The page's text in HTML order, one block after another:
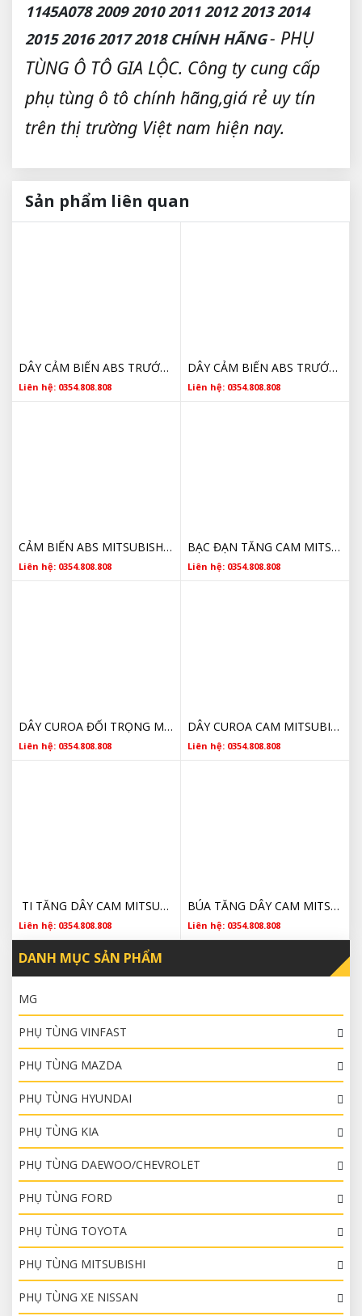
1145A078 2009 2010 2011 2012 2013 2014
2015 2016 2017 2018 CHÍNH HÃNG- PHỤ
TÙNG Ô TÔ GIA LỘC. Công ty cung cấp
phụ tùng ô tô chính hãng,giá rẻ uy tín
trên thị trường Việt nam hiện nay.
Sản phẩm liên quan
DÂY CẢM BIẾN ABS TRƯỚC PHẢI MITSUBISHI TRITON 2005 2006 2007 2008 2009 2010 2011 2012 2013 2014
Liên hệ: 0354.808.808
DÂY CẢM BIẾN ABS TRƯỚC LÁI MITSUBISHI TRITON 2005 2006 2007 2008 2009 2010 2011 2012 2013 2014
Liên hệ: 0354.808.808
CẢM BIẾN ABS MITSUBISHI TRITON MN102573 2009 2010 2011 2012 2013 2014
Liên hệ: 0354.808.808
BẠC ĐẠN TĂNG CAM MITSUBISHI TRITON 1145A079 CHÍNH HÃNG 2007 2008 2009 2010 2011 2012 2013 2014 2015 2016 2017 2018 2019 2020
Liên hệ: 0354.808.808
DÂY CUROA ĐỐI TRỌNG MITSUBISHI TRITON MZ690610 2007 2008 2009 2010 2011 2012 2013 2014 2015 2016 2017 2018 2019 2020
Liên hệ: 0354.808.808
DÂY CUROA CAM MITSUBISHI TRITON 1145A019 2007 2008 2009 2010 2011 2012 2013 2014 2015 2016 2017 2018 2019 2020
Liên hệ: 0354.808.808
TI TĂNG DÂY CAM MITSUBISHI TRITON 1145A031 2009 2010 2011 2012 2013 2014 2015 2016 2017 2018 CHÍNH HÃNG
Liên hệ: 0354.808.808
BÚA TĂNG DÂY CAM MITSUBISHI TRITON 1145A031 2009 2010 2011 2012 2013 2014 2015 2016 2017 2018 CHÍNH HÃNG
Liên hệ: 0354.808.808
DANH MỤC SẢN PHẨM
MG
PHỤ TÙNG VINFAST
PHỤ TÙNG MAZDA
PHỤ TÙNG HYUNDAI
PHỤ TÙNG KIA
PHỤ TÙNG DAEWOO/CHEVROLET
PHỤ TÙNG FORD
PHỤ TÙNG TOYOTA
PHỤ TÙNG MITSUBISHI
PHỤ TÙNG XE NISSAN